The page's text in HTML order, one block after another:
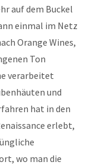
auf dem Buckel
einmal im Netz
Orange Wines,
Ton
verarbeitet
und
hat in den
erlebt,
wo man die